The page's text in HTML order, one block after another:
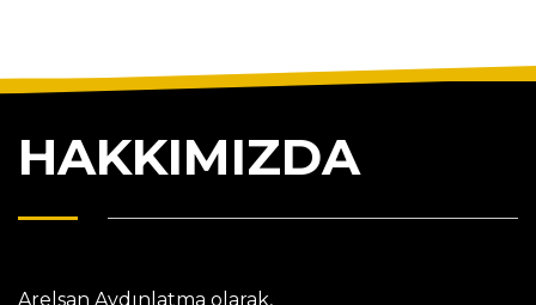
HAKKIMIZDA
Arelsan Aydınlatma olarak,